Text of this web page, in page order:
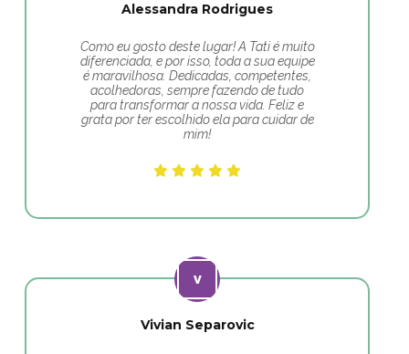
Alessandra Rodrigues
Como eu gosto deste lugar! A Tati é muito
diferenciada, e por isso, toda a sua equipe
é maravilhosa. Dedicadas, competentes,
acolhedoras, sempre fazendo de tudo
para transformar a nossa vida. Feliz e
grata por ter escolhido ela para cuidar de
mim!
Vivian Separovic